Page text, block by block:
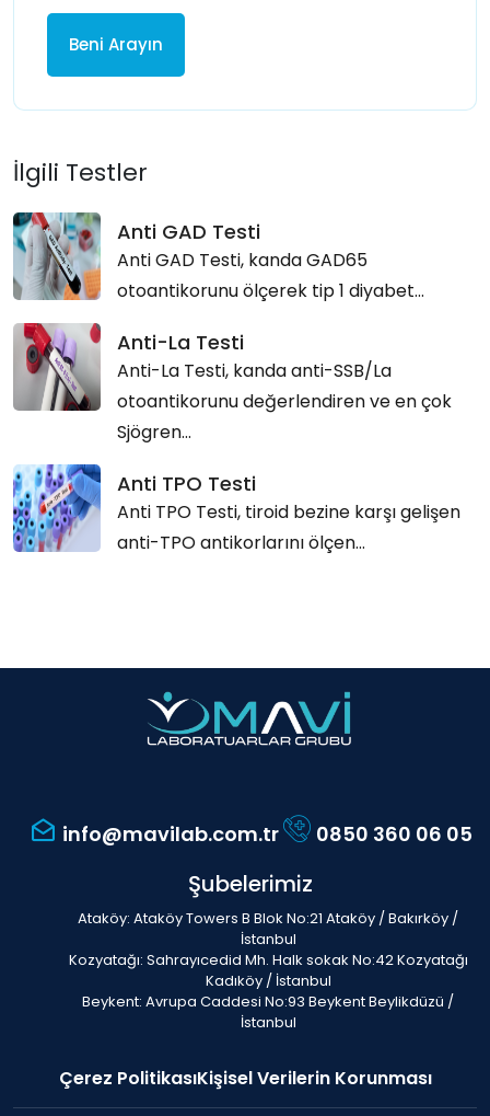
Beni Arayın
İlgili Testler
Anti GAD Testi
Anti GAD Testi, kanda GAD65
otoantikorunu ölçerek tip 1 diyabet...
Anti-La Testi
Anti-La Testi, kanda anti-SSB/La
otoantikorunu değerlendiren ve en çok
Sjögren...
Anti TPO Testi
Anti TPO Testi, tiroid bezine karşı gelişen
anti-TPO antikorlarını ölçen...
info@mavilab.com.tr 0850 360 06 05
Şubelerimiz
Ataköy: Ataköy Towers B Blok No:21 Ataköy / Bakırköy /
İstanbul
Kozyatağı: Sahrayıcedid Mh. Halk sokak No:42 Kozyatağı
Kadıköy / İstanbul
Beykent: Avrupa Caddesi No:93 Beykent Beylikdüzü /
İstanbul
Çerez PolitikasıKişisel Verilerin Korunması